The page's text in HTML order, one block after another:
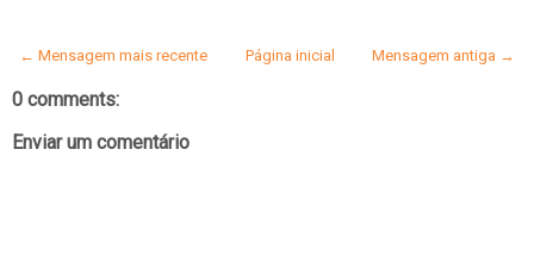
← Mensagem mais recente Mensagem antiga →
Página inicial
0 comments:
Enviar um comentário